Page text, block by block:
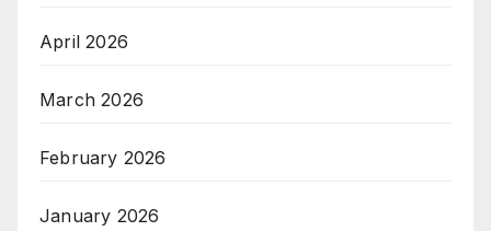
April 2026
March 2026
February 2026
January 2026